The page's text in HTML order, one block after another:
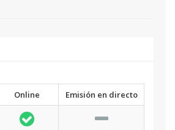
Online Emisión en directo